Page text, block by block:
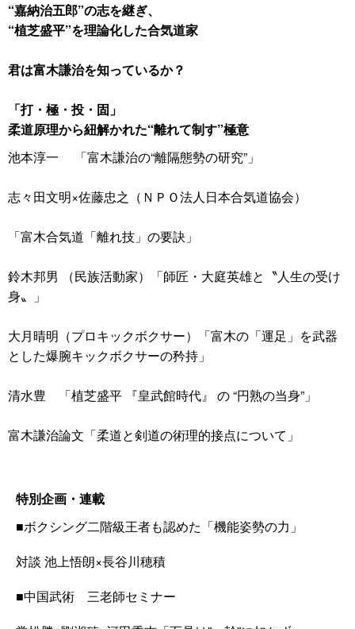
“嘉納治五郎”の志を継ぎ、
“植芝盛平”を理論化した合気道家
君は富木謙治を知っているか？
「打・極・投・固」
柔道原理から紐解かれた“離れて制す”極意
池本淳一 「富木謙治の“離隔態勢の研究”」
志々田文明×佐藤忠之（ＮＰＯ法人日本合気道協会）
「富木合気道「離れ技」の要訣」
鈴木邦男 （民族活動家）「師匠・大庭英雄と〝人生の受け
身〟」
大月晴明（プロキックボクサー）「富木の「運足」を武器
とした爆腕キックボクサーの矜持」
清水豊 「植芝盛平 『皇武館時代』 の “円熟の当身”」
富木謙治論文「柔道と剣道の術理的接点について」
特別企画・連載
■ボクシング二階級王者も認めた「機能姿勢の力」
対談 池上悟朗×長谷川穂積
■中国武術 三老師セミナー